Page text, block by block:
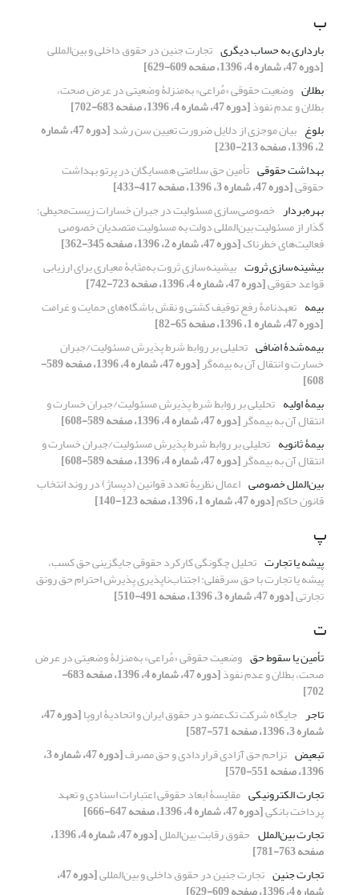
ب
بارداری به حساب دیگری تجارت جنین در حقوق داخلی و بین‌المللی
[دوره 47، شماره 4، 1396، صفحه 609-629]
بطلان وضعیت حقوقی «مُراعی» به‌منزلۀ وضعیتی در عرض صحت،
بطلان و عدم نفوذ[دوره 47، شماره 4، 1396، صفحه 683-702]
بلوغ بیان موجزی از دلایل ضرورت تعیین سن رشد [دوره 47، شماره
2، 1396، صفحه 213-230]
بهداشت حقوقی تأمین حق سلامتی همسایگان در پرتو بهداشت
حقوقی[دوره 47، شماره 3، 1396، صفحه 417-433]
بهره‌بردار خصوصی‌سازی مسئولیت در جبران خسارات زیست‌محیطی؛
گذار از مسئولیت بین‌المللی دولت به مسئولیت متصدیان خصوصی
فعالیت‌های خطرناک[دوره 47، شماره 2، 1396، صفحه 345-362]
بیشینه‌سازی ثروت بیشینه‌سازی ثروت به‌مثابۀ معیاری برای ارزیابی
قواعد حقوقی[دوره 47، شماره 4، 1396، صفحه 723-742]
بیمه تعهدنامۀ رفع توقیف کشتی و نقش باشگاه‌های حمایت و غرامت
[دوره 47، شماره 1، 1396، صفحه 65-82]
بیمه‌شدۀ اضافی تحلیلی بر روابط شرط پذیرش مسئولیت/جبران
خسارت و انتقال آن به بیمه‌گر [دوره 47، شماره 4، 1396، صفحه 589-
608]
بیمۀ اولیه تحلیلی بر روابط شرط پذیرش مسئولیت/جبران خسارت و
انتقال آن به بیمه‌گر[دوره 47، شماره 4، 1396، صفحه 589-608]
بیمۀ ثانویه تحلیلی بر روابط شرط پذیرش مسئولیت/جبران خسارت و
انتقال آن به بیمه‌گر[دوره 47، شماره 4، 1396، صفحه 589-608]
بین‌الملل خصوصی اعمال نظریۀ تعدد قوانین (دپساژ) در روند انتخاب
قانون حاکم[دوره 47، شماره 1، 1396، صفحه 123-140]
پ
پیشه یا تجارت تحلیل چگونگی کارکرد حقوقی جایگزینی حق کسب،
پیشه یا تجارت با حق سرقفلی: اجتناب‌ناپذیری پذیرش احترام حق رونق
تجارتی[دوره 47، شماره 3، 1396، صفحه 491-510]
ت
تأمین یا سقوط حق وضعیت حقوقی «مُراعی» به‌منزلۀ وضعیتی در عرض
صحت، بطلان و عدم نفوذ [دوره 47، شماره 4، 1396، صفحه 683-
702]
تاجر جایگاه شرکت تک‌عضو در حقوق ایران و اتحادیۀ اروپا [دوره 47،
شماره 3، 1396، صفحه 571-587]
تبعیض تزاحم حق آزادی قراردادی و حق مصرف [دوره 47، شماره 3،
1396، صفحه 551-570]
تجارت الکترونیکی مقایسۀ ابعاد حقوقی اعتبارات اسنادی و تعهد
پرداخت بانکی[دوره 47، شماره 4، 1396، صفحه 647-666]
تجارت بین‌الملل حقوق رقابت بین‌الملل [دوره 47، شماره 4، 1396،
صفحه 763-781]
تجارت جنین تجارت جنین در حقوق داخلی و بین‌المللی [دوره 47،